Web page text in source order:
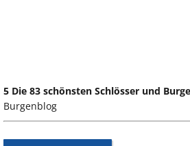
5 Die 83 schönsten Schlösser und
Burgenblog